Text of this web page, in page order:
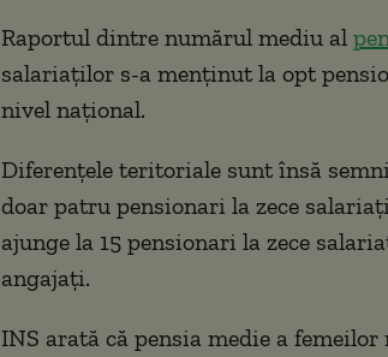
Raportul dintre numărul mediu al
salariaților s-a menținut la opt
nivel național.
Diferențele teritoriale sunt însă
doar patru pensionari la zece
ajunge la 15 pensionari la zece
angajați.
INS arată că pensia medie a